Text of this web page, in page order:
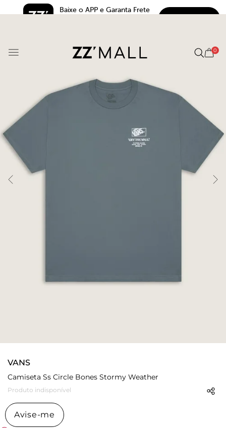
Baixe o APP e Garanta Frete
0
VANS
Camiseta Ss Circle Bones Stormy Weather
Produto indisponível
Avise-me